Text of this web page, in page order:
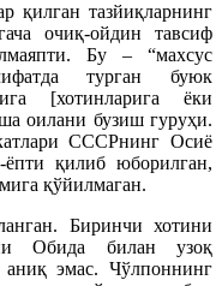
қилган тазйиқларнинг
очиқ-ойдин тавсиф
Бу – “махсус
турган буюк
[хотинларига ёки
оилани бузиш гуруҳи.
СССРнинг Осиё
ёпти қилиб юборилган,
қўйилмаган.
Биринчи хотини
Обида билан узоқ
аниқ эмас. Чўлпоннинг